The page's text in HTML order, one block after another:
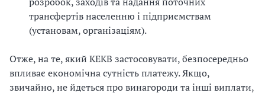
трансфертів населенню і підприємствам
(установам, організаціям).
Отже, на те, який КЕКВ застосовувати, безпосередньо
впливає економічна сутність платежу. Якщо,
звичайно, не йдеться про винагороди та інші виплати,